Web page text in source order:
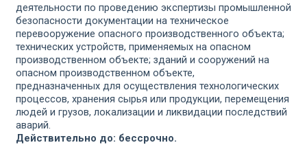
деятельности по проведению экспертизы промышленной
безопасности документации на техническое
перевооружение опасного производственного объекта;
технических устройств, применяемых на опасном
производственном объекте; зданий и сооружений на
опасном производственном объекте,
предназначенных для осуществления технологических
процессов, хранения сырья или продукции, перемещения
людей и грузов, локализации и ликвидации последствий
аварий.
Действительно до: бессрочно.